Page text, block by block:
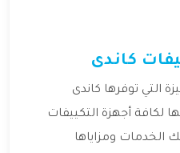
كاندى
التي توفرها كاندى
لكافة أجهزة التكييفات
الخدمات ومزاياها